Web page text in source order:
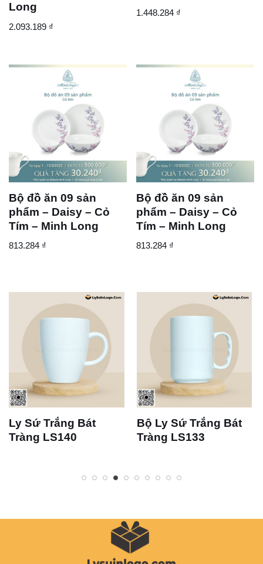
Long
2.093.189 ₫
1.448.284 ₫
Bộ đồ ăn 09 sản
phẩm – Daisy – Cỏ
Tím – Minh Long
813.284 ₫
Bộ đồ ăn 09 sản
phẩm – Daisy – Cỏ
Tím – Minh Long
813.284 ₫
Ly Sứ Trắng Bát
Tràng LS140
Bộ Ly Sứ Trắng Bát
Tràng LS133